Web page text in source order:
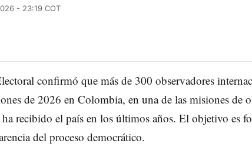
- 23:19 COT
confirmó que más de 300 observadores
de 2026 en Colombia, en una de las misiones de
recibido el país en los últimos años. El objetivo es
del proceso democrático.